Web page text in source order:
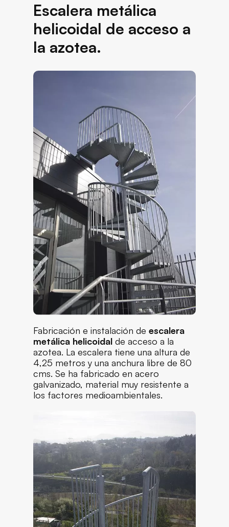
Escalera metálica
helicoidal de acceso a
la azotea.
Fabricación e instalación de escalera
metálica helicoidal de acceso a la
azotea. La escalera tiene una altura de
4,25 metros y una anchura libre de 80
cms. Se ha fabricado en acero
galvanizado, material muy resistente a
los factores medioambientales.